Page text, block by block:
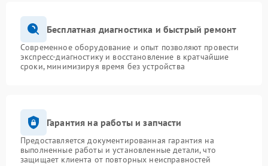
Бесплатная диагностика и быстрый ремонт
Современное оборудование и опыт позволяют провести
экспресс-диагностику и восстановление в кратчайшие
сроки, минимизируя время без устройства
Гарантия на работы и запчасти
Предоставляется документированная гарантия на
выполненные работы и установленные детали, что
защищает клиента от повторных неисправностей